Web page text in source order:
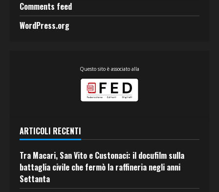
Comments feed
WordPress.org
Questo sito è associato alla
ARTICOLI RECENTI
Tra Macari, San Vito e Custonaci: il docufilm sulla
battaglia civile che fermò la raffineria negli anni
Settanta